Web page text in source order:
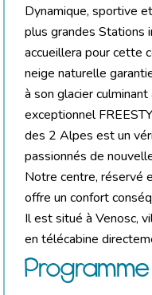
Dynamique, sportive
plus grandes Stations
accueillera pour cette
neige naturelle
à son glacier
exceptionnel
des 2 Alpes est un
passionnés de
Notre centre, réservé
offre un confort
Il est situé à Venosc,
en télécabine